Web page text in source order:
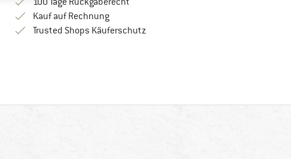
Kauf auf RechnungFinde die Zahlungs-Infos hier! Öffnet sich in
Trusted Shops KäuferschutzFinde alle Infos hier!